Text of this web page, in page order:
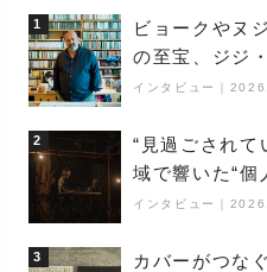
1
ビョークやヌ
の至宝、ジジ
巨匠”が明かす
インタビュー
2
“見過ごされ
域で響いた“個
夜神楽』をレ
インタビュー
3
カバーがつな